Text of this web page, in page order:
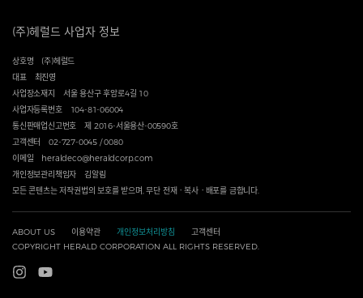
(주)헤럴드 사업자 정보
상호명
(주)헤럴드
대표
최진영
사업장소재지
서울 용산구 후암로4길 10
사업자등록번호
104-81-06004
통신판매업신고번호
제 2016-서울용산-00590호
고객센터
02-727-0045 / 0080
이메일
heraldeco@heraldcorp.com
개인정보관리책임자
김알림
모든 콘텐츠는 저작권법의 보호를 받으며, 무단 전재ㆍ복사ㆍ배포를 금합니다.
ABOUT US 이용약관 개인정보처리방침
고객센터
COPYRIGHT HERALD CORPORATION ALL RIGHTS RESERVED.